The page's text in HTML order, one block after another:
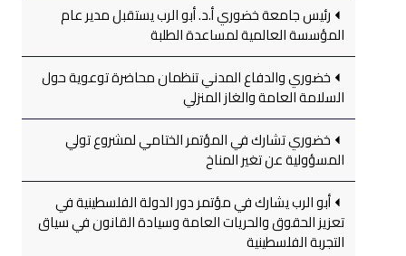
رئيس جامعة خضوري أ.د. أبو الرب يستقبل مدير عام
المؤسسة العالمية لمساعدة الطلبة
خضوري والدفاع المدني تنظمان محاضرة توعوية حول
السلامة العامة والغاز المنزلي
خضوري تشارك في المؤتمر الختامي لمشروع تولي
المسؤولية عن تغير المناخ
أبو الرب يشارك في مؤتمر دور الدولة الفلسطينية في
تعزيز الحقوق والحريات العامة وسيادة القانون في سياق
التجربة الفلسطينية